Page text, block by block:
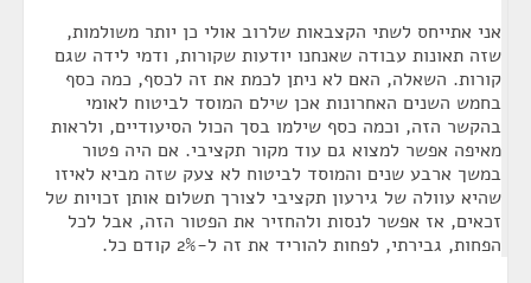
אני אתייחס לשתי הקצבאות שלרוב אולי כן יותר משולמות,
שזה תאונות עבודה שאנחנו יודעות שקורות, ודמי לידה שגם
קורות. השאלה, האם לא ניתן לכמת את זה לכסף, כמה כסף
בחמש השנים האחרונות אכן שילם המוסד לביטוח לאומי
בהקשר הזה, וכמה כסף שילמו בסך הכול הסיעודיים, ולראות
מאיפה אפשר למצוא גם עוד מקור תקציבי. אם היה פטור
במשך ארבע שנים והמוסד לביטוח לא צעק שזה מביא לאיזו
שהיא עוולה של גירעון תקציבי לצורך תשלום אותן זכויות של
זכאים, אז אפשר לנסות ולהחזיר את הפטור הזה, אבל לכל
הפחות, גבירתי, לפחות להוריד את זה ל-2% קודם כל.